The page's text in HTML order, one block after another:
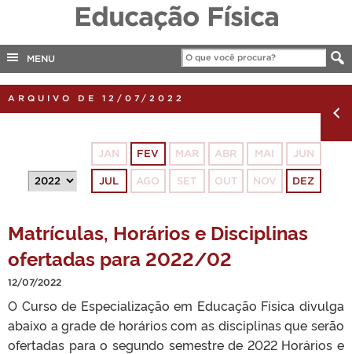
INTERNACIONAL
Educação Física
MENU
ARQUIVO DE 12/07/2022
JAN FEV MAR ABR MAI JUN
JUL AGO SET OUT NOV DEZ
Matrículas, Horários e Disciplinas
ofertadas para 2022/02
12/07/2022
O Curso de Especialização em Educação Física divulga
abaixo a grade de horários com as disciplinas que serão
ofertadas para o segundo semestre de 2022 Horários e